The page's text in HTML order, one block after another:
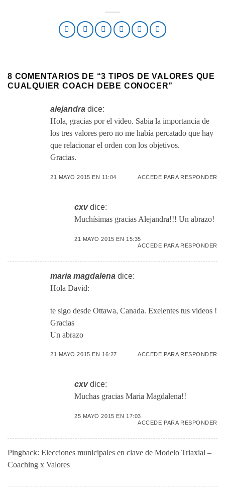
8 COMENTARIOS DE “3 TIPOS DE VALORES QUE
CUALQUIER COACH DEBE CONOCER”
alejandra dice:
Hola, gracias por el video. Sabia la importancia de
los tres valores pero no me había percatado que hay
que relacionar el orden con los objetivos.
Gracias.
21 MAYO 2015 EN 11:04 ACCEDE PARA RESPONDER
cxv dice:
Muchísimas gracias Alejandra!!! Un abrazo!
21 MAYO 2015 EN 15:35
ACCEDE PARA RESPONDER
maria magdalena dice:
Hola David:
te sigo desde Ottawa, Canada. Exelentes tus videos !
Gracias
Un abrazo
21 MAYO 2015 EN 16:27 ACCEDE PARA RESPONDER
cxv dice:
Muchas gracias Maria Magdalena!!
25 MAYO 2015 EN 17:03
ACCEDE PARA RESPONDER
Pingback: Elecciones municipales en clave de Modelo Triaxial –
Coaching x Valores